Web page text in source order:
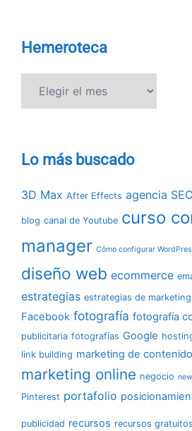
Hemeroteca
Lo más buscado
3D Max After Effects agencia
blog canal de Youtube curso
manager Cómo configurar
diseño web ecommerce
estrategias estrategias de marketing
Facebook fotografía fotografía
publicitaria fotografías Google
link building marketing de
marketing online negocio
Pinterest portafolio
publicidad recursos recursos gratuitos